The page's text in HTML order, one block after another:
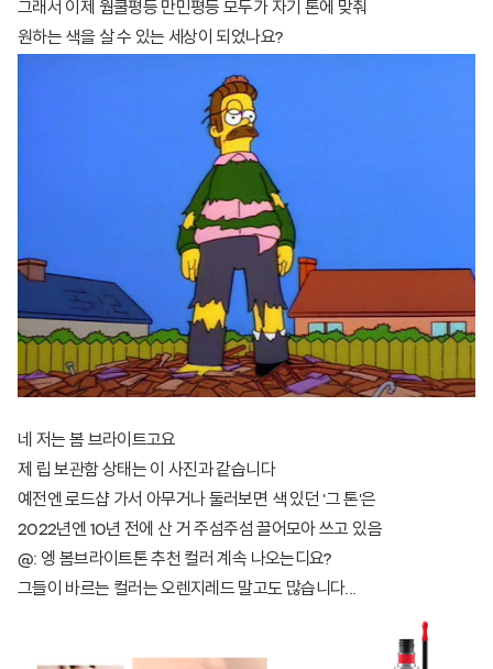
그래서 이제 웜쿨평등 만민평등 모두가 자기 톤에 맞춰
원하는 색을 살 수 있는 세상이 되었나요?
네 저는 봄 브라이트고요
제 립 보관함 상태는 이 사진과 같습니다
예전엔 로드샵 가서 아무거나 둘러보면 색 있던 '그 톤'은
2022년엔 10년 전에 산 거 주섬주섬 끌어모아 쓰고 있음
@: 엥 봄브라이트톤 추천 컬러 계속 나오는디요?
그들이 바르는 컬러는 오렌지레드 말고도 많습니다...